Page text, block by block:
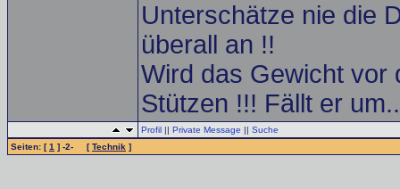
Unterschätze nie die
überall an !!
Wird das Gewicht vor
Stützen !!! Fällt er
Profil || Private Message || Suche
Seiten: [1 ] -2- [Technik ]